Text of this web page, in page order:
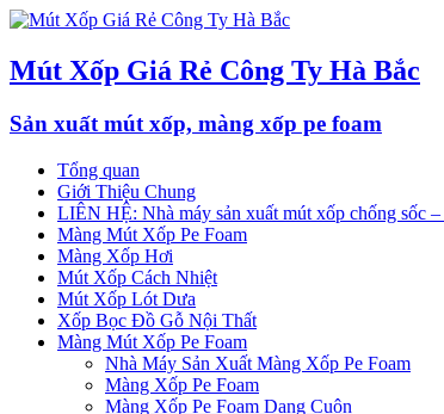
Mút Xốp Giá Rẻ Công Ty Hà Bắc
Sản xuất mút xốp, màng xốp pe foam
Tổng quan
Giới Thiệu Chung
LIÊN HỆ: Nhà máy sản xuất mút xốp chống sốc
Màng Mút Xốp Pe Foam
Màng Xốp Hơi
Mút Xốp Cách Nhiệt
Mút Xốp Lót Dưa
Xốp Bọc Đồ Gỗ Nội Thất
Màng Mút Xốp Pe Foam
Nhà Máy Sản Xuất Màng Xốp Pe Foam
Màng Xốp Pe Foam
Màng Xốp Pe Foam Dạng Cuộn